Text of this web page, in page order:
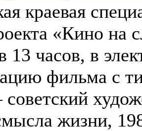
краевая
«Кино на
13 часов, в
фильма с
советский
жизни,